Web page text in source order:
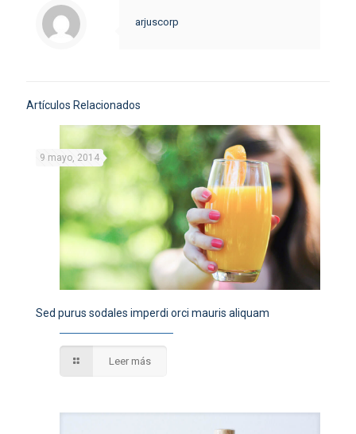
arjuscorp
Artículos Relacionados
9 mayo, 2014
Sed purus sodales imperdi orci mauris aliquam
Leer más